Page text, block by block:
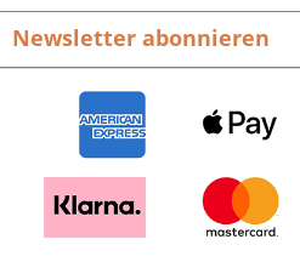
für die Nachwelt zu
Kultur – Heimat. Was
dem Landkreis
Auftrag des
von Petra Schön,
Christian
Heilbronn, Bd. 6.296
Newsletter abonnieren